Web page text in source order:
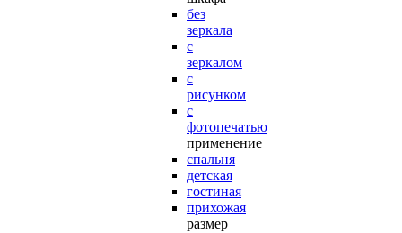
без
зеркала
с
зеркалом
с
рисунком
с
фотопечатью
применение
спальня
детская
гостиная
прихожая
размер